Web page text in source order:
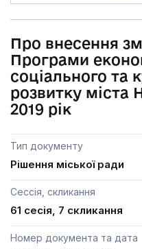
Про внесення
Програми
соціального та
розвитку міста
2019 рік
Тип документу
Рішення міської ради
Сессія, скликання
61 сесія, 7 скликання
Номер документа та дата